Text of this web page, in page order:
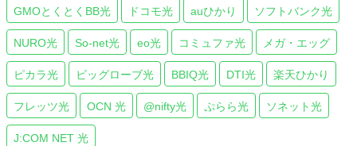
GMOとくとくBB光 ドコモ光 auひかり ソフトバンク光
NURO光 So-net光 eo光 コミュファ光 メガ・エッグ
ピカラ光 ビッグローブ光 BBIQ光 DTI光 楽天ひかり
フレッツ光 OCN 光 @nifty光 ぷらら光 ソネット光
J:COM NET 光